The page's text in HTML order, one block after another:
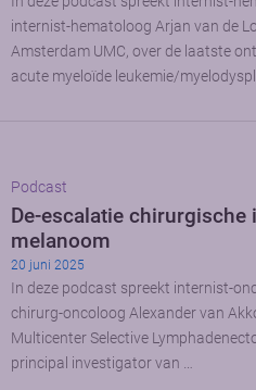
internist-hematoloog Arjan van de
Amsterdam UMC, over de laatste
acute myeloïde leukemie/
Podcast
De-escalatie
melanoom
20 juni 2025
In deze podcast spreekt internist-
chirurg-oncoloog Alexander van
Multicenter Selective
principal investigator van …